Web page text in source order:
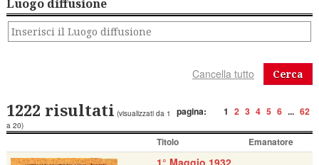
Luogo diffusione
Cerca
pagina: 1 2 3 4 5 6 ... 62
1222 risultati (visualizzati da 1
a 20)
Titolo Emanatore